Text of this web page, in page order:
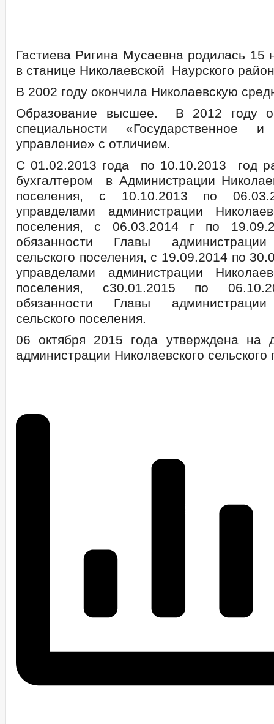
Гастиева Ригина Мусаевна родилась 15
в станице Николаевской Наурского
В 2002 году окончила Николаевскую
Образование высшее. В 2012 году
специальности «Государственное и
управление» с отличием.
С 01.02.2013 года по 10.10.2013 год
бухгалтером в Администрации
поселения, с 10.10.2013 по
управделами администрации
поселения, с 06.03.2014 г по
обязанности Главы администрации
сельского поселения, с 19.09.2014 по
управделами администрации
поселения, с30.01.2015 по
обязанности Главы администрации
сельского поселения.
06 октября 2015 года утверждена на
администрации Николаевского сельского